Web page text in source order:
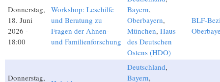
Donnerstag,
18. Juni
2026 -
18:00
Workshop: Lesehilfe
und Beratung zu
Fragen der Ahnen-
und Familienforschung
Bayern,
Oberbayern,
München, Haus
des Deutschen
Ostens (HDO)
BLF-
Donnerstag,
Deutschland,
Bayern,